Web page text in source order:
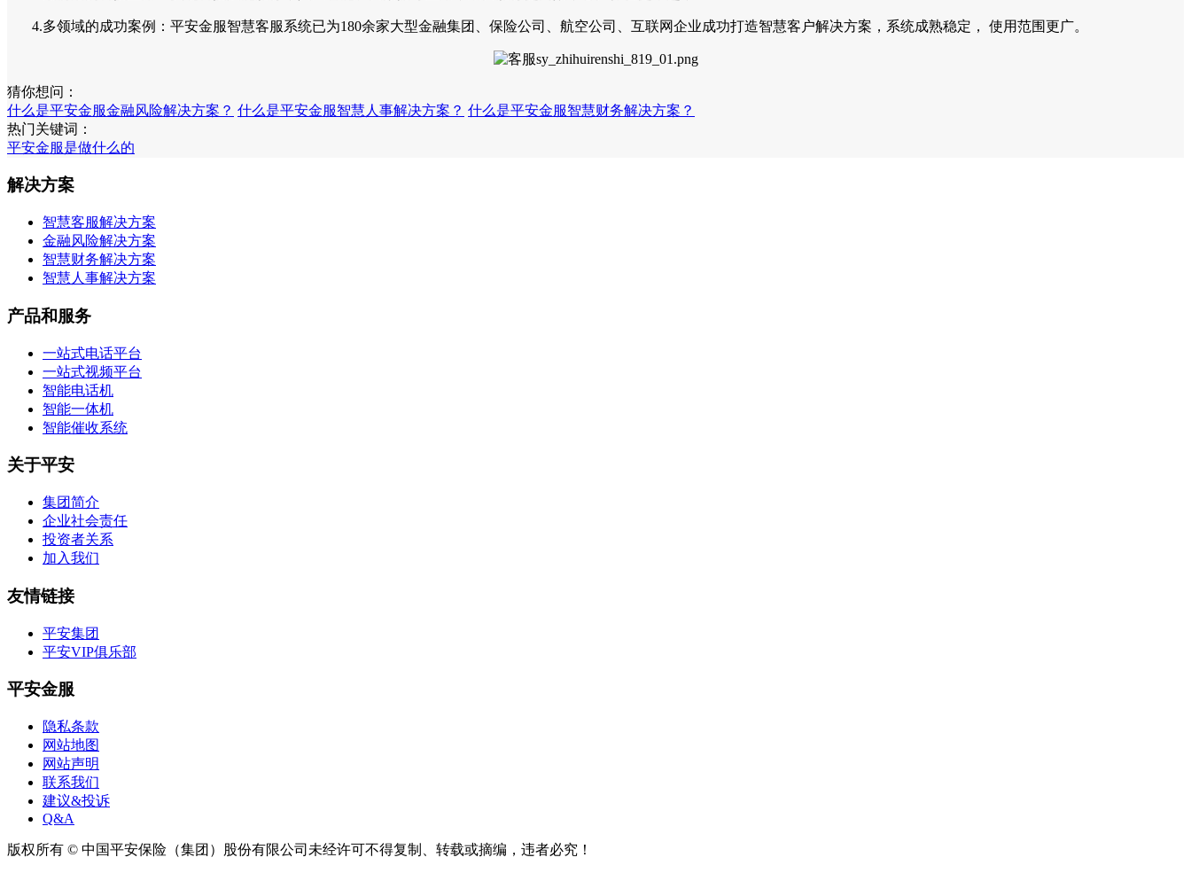
4.多领域的成功案例：平安金服智慧客服系统已为180余家大型金融集团、保险公司、航空公司、互联网企业成功打造智慧客户解决方案，系统成熟稳定， 使用范围更广。
猜你想问：
什么是平安金服金融风险解决方案？ 什么是平安金服智慧人事解决方案？ 什么是平安金服智慧财务解决方案？
热门关键词：
平安金服是做什么的
解决方案
智慧客服解决方案
金融风险解决方案
智慧财务解决方案
智慧人事解决方案
产品和服务
一站式电话平台
一站式视频平台
智能电话机
智能一体机
智能催收系统
关于平安
集团简介
企业社会责任
投资者关系
加入我们
友情链接
平安集团
平安VIP俱乐部
平安金服
隐私条款
网站地图
网站声明
联系我们
建议&投诉
Q&A
版权所有 © 中国平安保险（集团）股份有限公司未经许可不得复制、转载或摘编，违者必究！